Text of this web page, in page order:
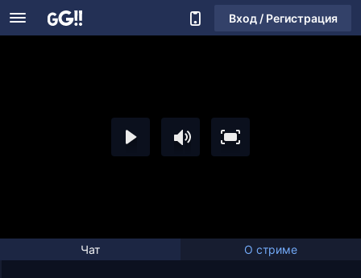
Вход / Регистрация
Чат О стриме